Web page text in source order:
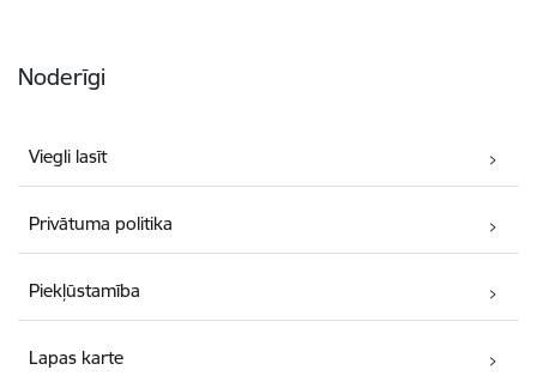
Noderīgi
Viegli lasīt
Privātuma politika
Piekļūstamība
Lapas karte